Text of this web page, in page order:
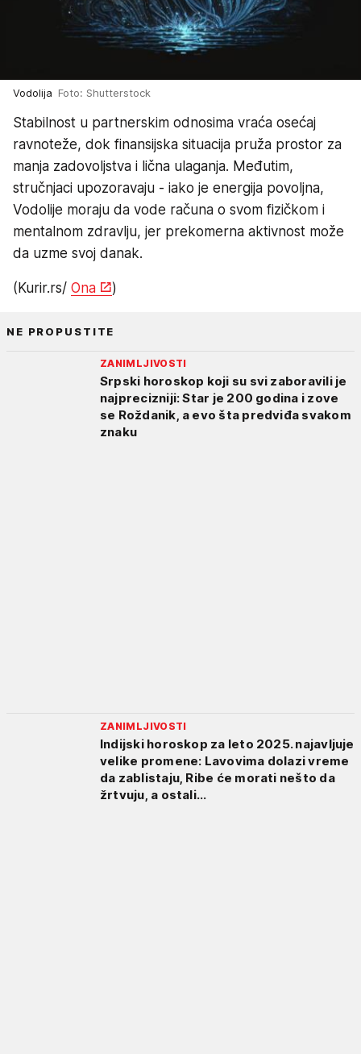
Vodolija Foto: Shutterstock
Stabilnost u partnerskim odnosima vraća osećaj
ravnoteže, dok finansijska situacija pruža prostor za
manja zadovoljstva i lična ulaganja. Međutim,
stručnjaci upozoravaju - iako je energija povoljna,
Vodolije moraju da vode računa o svom fizičkom i
mentalnom zdravlju, jer prekomerna aktivnost može
da uzme svoj danak.
(Kurir.rs/ Ona )
NE PROPUSTITE
ZANIMLJIVOSTI
Srpski horoskop koji su svi zaboravili je
najprecizniji: Star je 200 godina i zove
se Roždanik, a evo šta predviđa svakom
znaku
ZANIMLJIVOSTI
Indijski horoskop za leto 2025. najavljuje
velike promene: Lavovima dolazi vreme
da zablistaju, Ribe će morati nešto da
žrtvuju, a ostali...